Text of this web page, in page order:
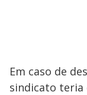
Em caso de
sindicato teria